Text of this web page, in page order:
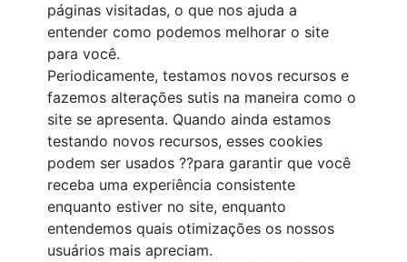
páginas visitadas, o que nos ajuda a
entender como podemos melhorar o site
para você.
Periodicamente, testamos novos recursos e
fazemos alterações sutis na maneira como o
site se apresenta. Quando ainda estamos
testando novos recursos, esses cookies
podem ser usados ??para garantir que você
receba uma experiência consistente
enquanto estiver no site, enquanto
entendemos quais otimizações os nossos
usuários mais apreciam.